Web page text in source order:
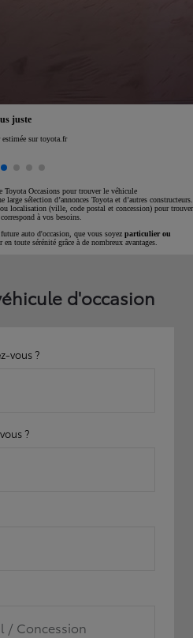
Toyota Occasions pour trouver le véhicule
large sélection d’annonces Toyota et d’autres constructeurs.
localisation (ville, code postal et concession) pour trouver
à vos besoins.
auto d'occasion, que vous soyez particulier ou
en toute sérénité grâce à de nombreux avantages.
d'occasion
vous ?
?
/ Concession